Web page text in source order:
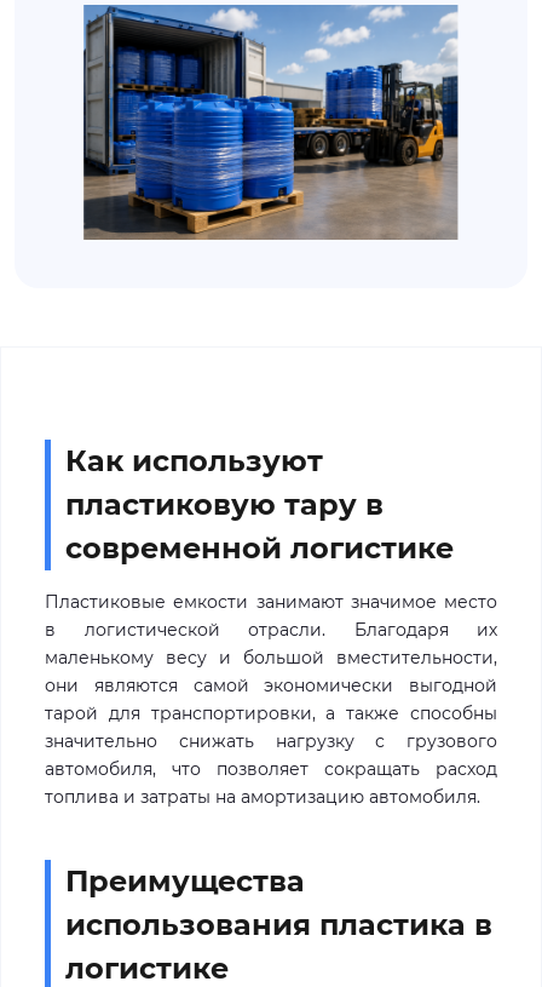
Как используют
пластиковую тару в
современной логистике
Пластиковые емкости занимают значимое место
в логистической отрасли. Благодаря их
маленькому весу и большой вместительности,
они являются самой экономически выгодной
тарой для транспортировки, а также способны
значительно снижать нагрузку с грузового
автомобиля, что позволяет сокращать расход
топлива и затраты на амортизацию автомобиля.
Преимущества
использования пластика в
логистике